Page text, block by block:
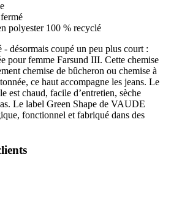
polyester 100 % recyclé
- désormais coupé un peu plus court :
pour femme Farsund III. Cette chemise
chemise de bûcheron ou chemise à
ce haut accompagne les jeans. Le
est chaud, facile d’entretien, sèche
Le label Green Shape de VAUDE
fonctionnel et fabriqué dans des